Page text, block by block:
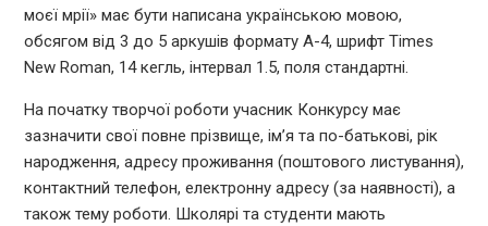
моєї мрії» має бути написана українською мовою,
обсягом від 3 до 5 аркушів формату А-4, шрифт Times
New Roman, 14 кегль, інтервал 1.5, поля стандартні.
На початку творчої роботи учасник Конкурсу має
зазначити свої повне прізвище, ім’я та по-батькові, рік
народження, адресу проживання (поштового листування),
контактний телефон, електронну адресу (за наявності), а
також тему роботи. Школярі та студенти мають